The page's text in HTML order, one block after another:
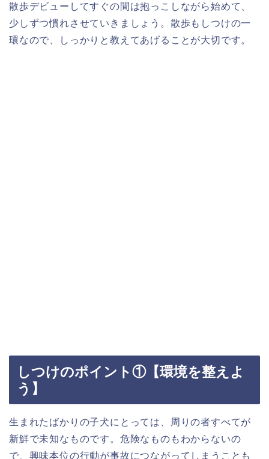
散歩デビューしてすぐの間は抱っこしながら始めて、
少しずつ慣れさせていきましょう。散歩もしつけの一
環なので、しっかりと教えてあげることが大切です。
しつけのポイント①【環境を整えよ
う】
生まれたばかりの子犬にとっては、周りの者すべてが
新鮮で未知なものです。危険なものもわからないの
で、興味本位の行動が事故につながってしまうことも